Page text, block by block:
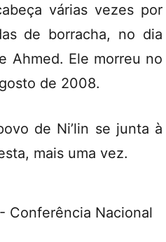
várias vezes por
de borracha, no dia
Ahmed. Ele morreu no
de 2008.
de Ni’lin se junta à
mais uma vez.
Conferência Nacional